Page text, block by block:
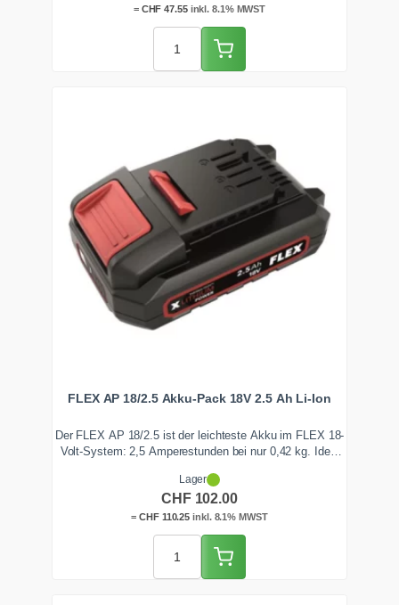
FLEX 125er-Baureihen. Ab Lager Zentralschweiz.
= CHF 47.55inkl. 8.1% MWST
FLEX AP 18/2.5 Akku-Pack 18V 2.5 Ah Li-Ion
Der FLEX AP 18/2.5 ist der leichteste Akku im FLEX 18-
Volt-System: 2,5 Amperestunden bei nur 0,42 kg. Ideal
Sauger, vor allem bei Überkopf- und Montagearbeiten. Mit
LED-Ladeanzeige. Ab Lager Zentralschweiz lieferbar.
Lager
CHF102.00
=CHF110.25 inkl. 8.1% MWST